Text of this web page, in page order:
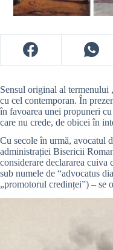
Sensul original al termenului
cu cel contemporan. În
în favoarea unei propuneri cu
care nu crede, de obicei în
Cu secole în urmă, avocatul
administrației Bisericii
considerare declararea
sub numele de “advocatus
„promotorul credinței”) – se